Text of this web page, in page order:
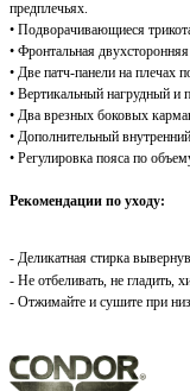
предплечьях.
• Подворачивающиеся
• Фронтальная
• Две патч-панели на плечах
• Вертикальный нагрудный и
• Два врезных боковых
• Дополнительный
• Регулировка пояса по
Рекомендации по уходу:
- Деликатная стирка
- Не отбеливать, не гладить,
- Отжимайте и сушите при